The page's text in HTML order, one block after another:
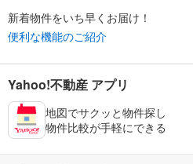
新着物件をいち早くお届け！
便利な機能のご紹介
Yahoo!不動産 アプリ
地図でサクッと物件探し
物件比較が手軽にできる